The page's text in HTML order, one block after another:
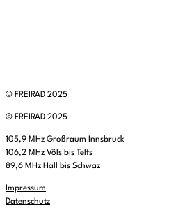
© FREIRAD 2025
© FREIRAD 2025
105,9 MHz Großraum Innsbruck
106,2 MHz Völs bis Telfs
89,6 MHz Hall bis Schwaz
Impressum
Datenschutz